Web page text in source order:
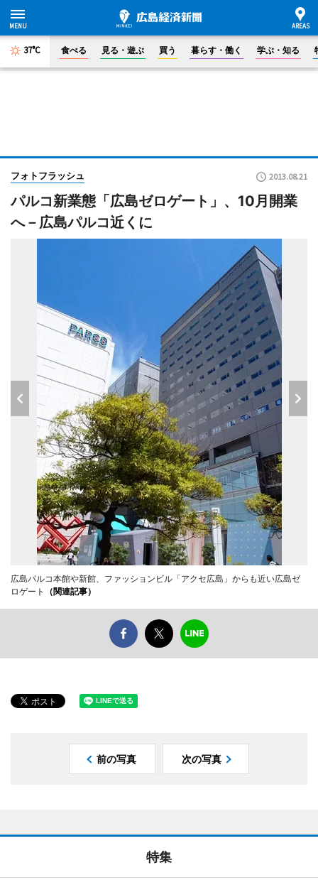
37°C 食べる 見る・遊ぶ 買う 暮らす・働く 学ぶ・知る
フォトフラッシュ 2013.08.21
パルコ新業態「広島ゼロゲート」、10月開業
へ－広島パルコ近くに
広島パルコ本館や新館、ファッションビル「アクセ広島」からも近い広島ゼ
ロゲート
（関連記事）
前の写真 次の写真
特集